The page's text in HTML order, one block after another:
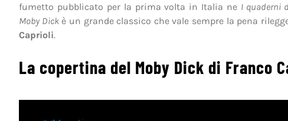
fumetto pubblicato per la prima volta in Italia ne I quaderni
Moby Dickè un grande classico che vale sempre la pena
Caprioli.
La copertina del Moby Dick di Franco